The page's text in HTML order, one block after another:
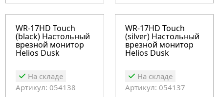
WR-17HD Touch
(black) Настольный
врезной монитор
Helios Dusk
На складе
Артикул: 054138
WR-17HD Touch
(silver) Настольный
врезной монитор
Helios Dusk
На складе
Артикул: 054137